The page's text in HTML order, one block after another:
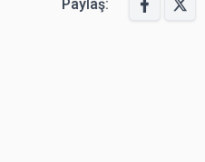
Paylaş: